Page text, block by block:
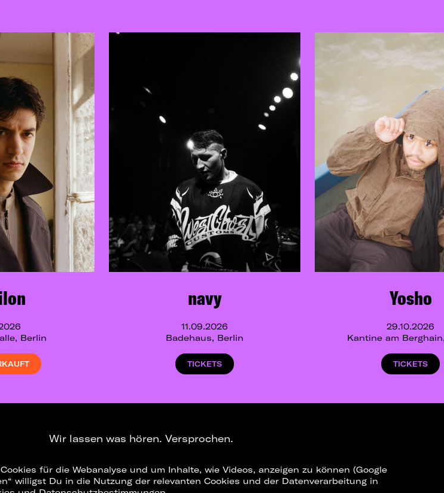
Berlin
navy
11.09.2026
Badehaus, Berlin
TICKETS
Yosho
29.10.2026
Kantine am
TICKETS
für die Webanalyse und um Inhalte, wie Videos, anzeigen zu können (Google
willigst Du in die Nutzung der relevanten Cookies und der Datenverarbeitung in
Wir lassen was hören. Versprochen.
NEWSLETTER TELEGRAM-CHANNEL